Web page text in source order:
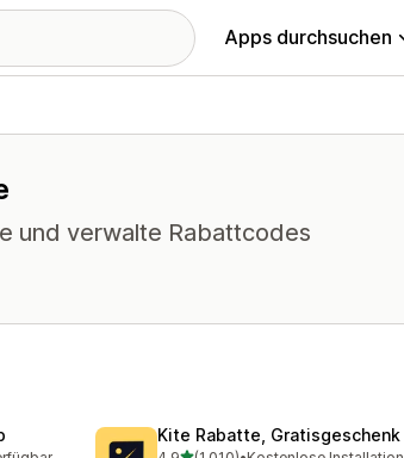
Apps durchsuchen
und verwalte Rabattcodes
Kite Rabatte, Gratisgeschenk